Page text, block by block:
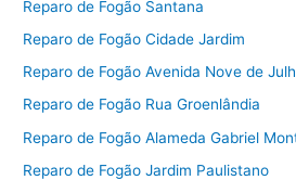
Reparo de Fogão Santana
Reparo de Fogão Cidade Jardim
Reparo de Fogão Avenida Nove de
Reparo de Fogão Rua Groenlândia
Reparo de Fogão Alameda Gabriel
Reparo de Fogão Jardim Paulistano